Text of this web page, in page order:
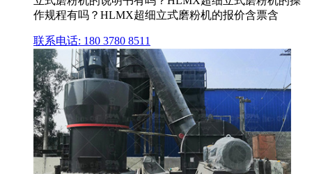
作规程有吗？HLMX超细立式磨粉机的报价含票含
联系电话: 180 3780 8511